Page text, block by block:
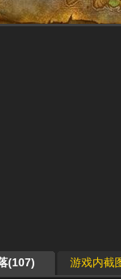
(107) 游戏内截